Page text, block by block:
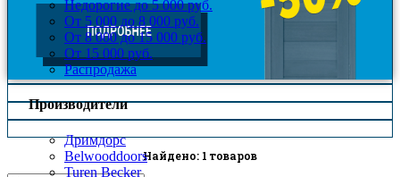
Недорогие до 5 000 руб.
От 5 000 до 8 000 руб.
От 8 000 до 15 000 руб.
От 15 000 руб.
Распродажа
Производители
Дримдорс
Belwooddoors
Turen Becker
Найдено: 1 товаров